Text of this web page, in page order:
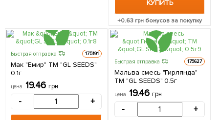
КУПИТЬ
+0.63 грн бонусов за покупку
Быстрая отправка 175191
Мак "Емир" ТМ "GL SEEDS"
0.1г
цена 19.46 грн
- +
Быстрая отправка 175627
Мальва смесь "Гирлянда"
ТМ "GL SEEDS" 0.5г
цена 19.46 грн
- +